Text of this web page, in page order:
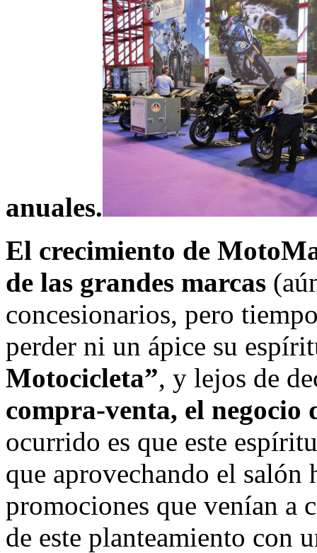
anuales.
El crecimiento de
de las grandes marcas
concesionarios, pero
perder ni un ápice su
Motocicleta”, y lejos de
compra-venta, el negocio
ocurrido es que este
que aprovechando el salón
promociones que venían a
de este planteamiento con